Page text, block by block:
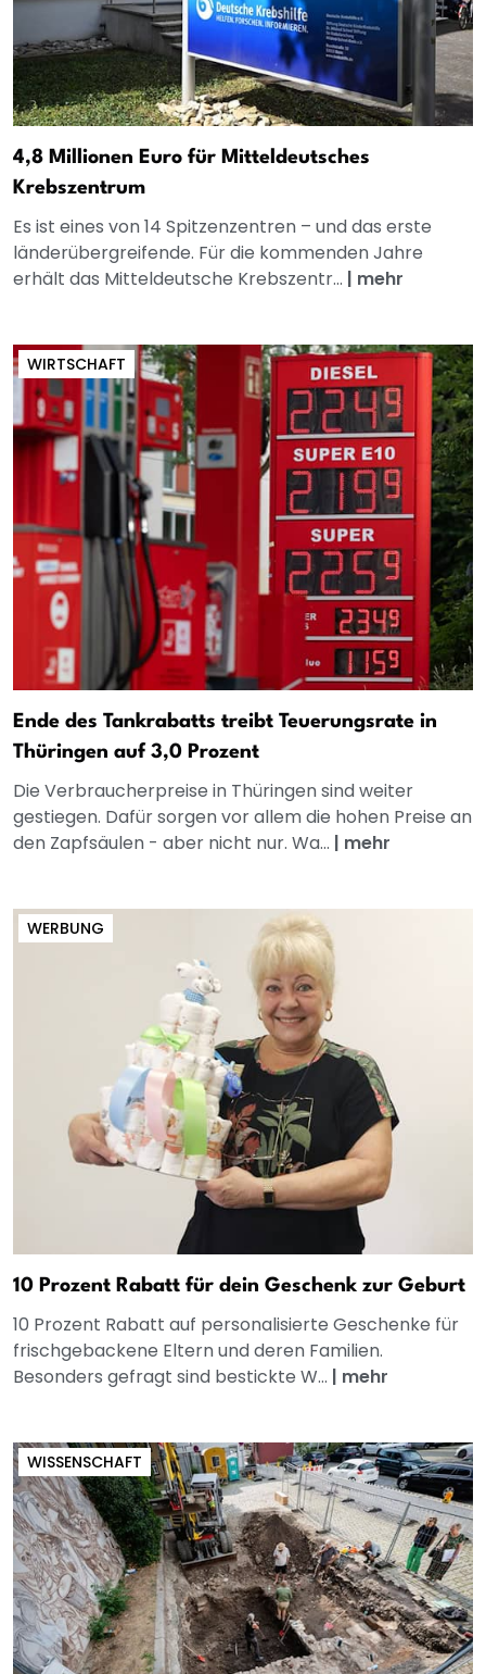
4,8 Millionen Euro für Mitteldeutsches
Krebszentrum
Es ist eines von 14 Spitzenzentren – und das erste
länderübergreifende. Für die kommenden Jahre
erhält das Mitteldeutsche Krebszentr... | mehr
WIRTSCHAFT
Ende des Tankrabatts treibt Teuerungsrate in
Thüringen auf 3,0 Prozent
Die Verbraucherpreise in Thüringen sind weiter
gestiegen. Dafür sorgen vor allem die hohen Preise an
den Zapfsäulen - aber nicht nur. Wa... | mehr
WERBUNG
10 Prozent Rabatt für dein Geschenk zur Geburt
10 Prozent Rabatt auf personalisierte Geschenke für
frischgebackene Eltern und deren Familien.
Besonders gefragt sind bestickte W... | mehr
WISSENSCHAFT